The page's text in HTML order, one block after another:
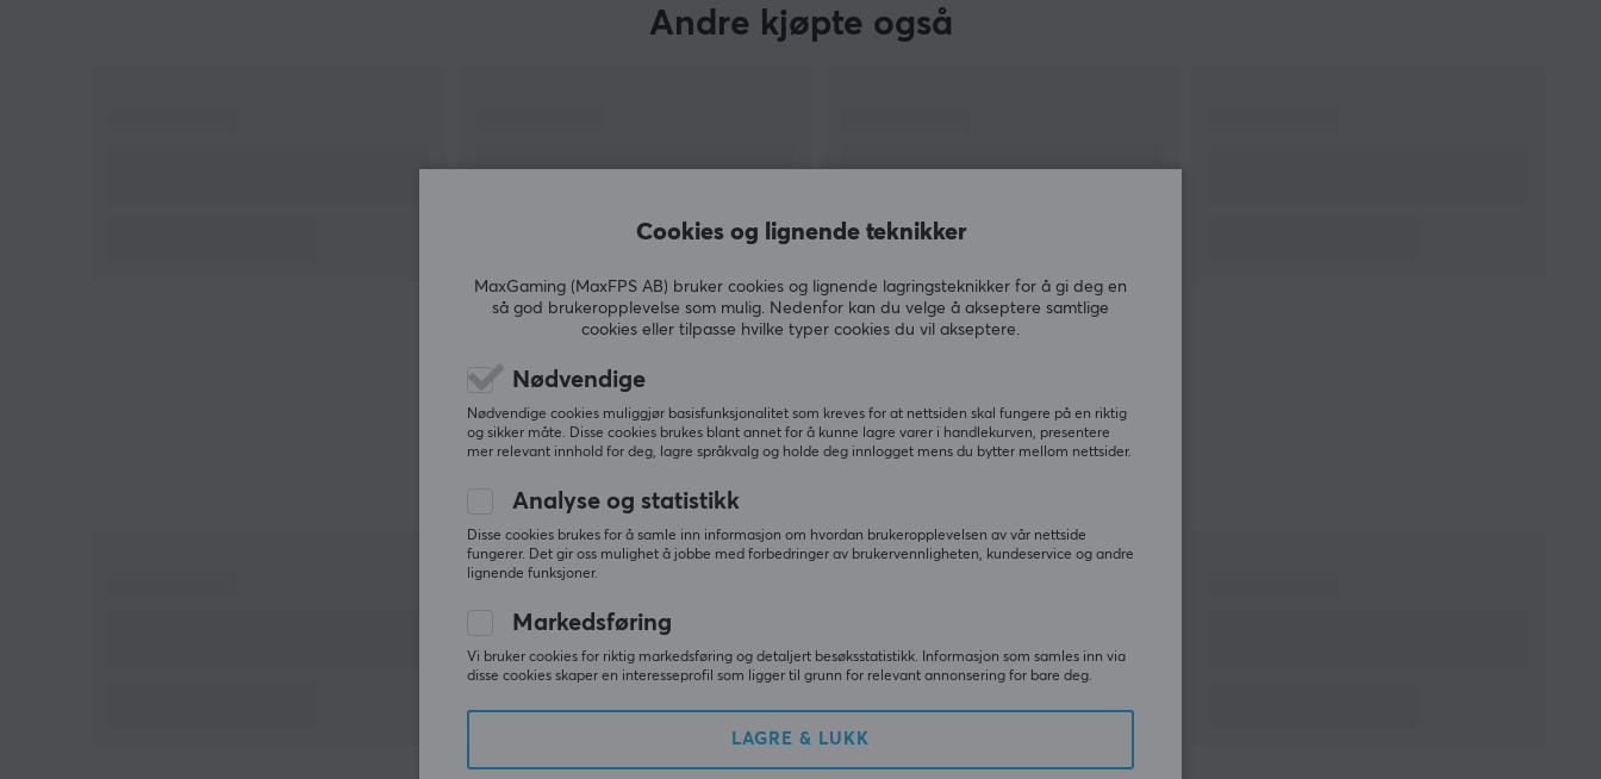
Andre kjøpte også
VIS MER
Andre så også
Cookies og lignende teknikker
MaxGaming (MaxFPS AB) bruker cookies og lignende lagringsteknikker for å gi deg en
så god brukeropplevelse som mulig. Nedenfor kan du velge å akseptere samtlige
cookies eller tilpasse hvilke typer cookies du vil akseptere.
Nødvendige
Nødvendige cookies muliggjør basisfunksjonalitet som kreves for at nettsiden skal fungere på en riktig
og sikker måte. Disse cookies brukes blant annet for å kunne lagre varer i handlekurven, presentere
mer relevant innhold for deg, lagre språkvalg og holde deg innlogget mens du bytter mellom nettsider.
Analyse og statistikk
Disse cookies brukes for å samle inn informasjon om hvordan brukeropplevelsen av vår nettside
fungerer. Det gir oss mulighet å jobbe med forbedringer av brukervennligheten, kundeservice og andre
lignende funksjoner.
Markedsføring
Vi bruker cookies for riktig markedsføring og detaljert besøksstatistikk. Informasjon som samles inn via
disse cookies skaper en interesseprofil som ligger til grunn for relevant annonsering for bare deg.
LAGRE & LUKK